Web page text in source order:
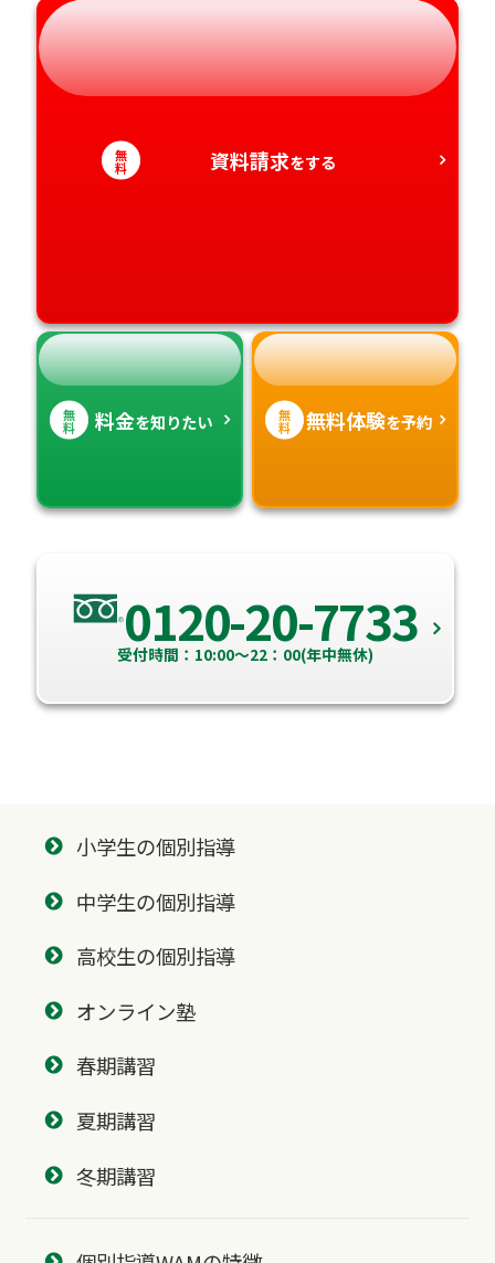
岐阜県
静岡県
奈良県
和歌山県
山口県
徳島県
熊本県
大分県
無
料 資料請求をする
無
料 料金を知りたい 無
料 無料体験を予約
0120-20-7733
受付時間：10:00～22：00(年中無休)
小学生の個別指導
中学生の個別指導
高校生の個別指導
オンライン塾
春期講習
夏期講習
冬期講習